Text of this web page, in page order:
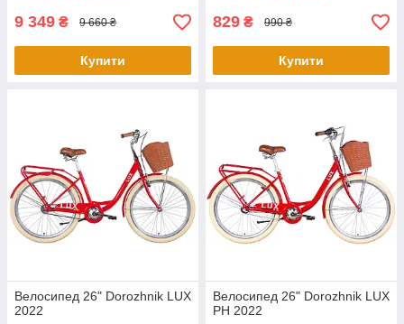
9 349 ₴ 9 660 ₴
Купити
829 ₴ 990 ₴
Купити
Велосипед 26" Dorozhnik LUX
2022
Велосипед 26" Dorozhnik LUX
PH 2022